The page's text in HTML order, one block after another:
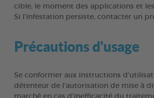
cible, le moment des applications et
Si l'infestation persiste, contacter un
Précautions d'usage
Se conformer aux instructions
détenteur de l’autorisation de mise à
marché en cas d’inefficacité du